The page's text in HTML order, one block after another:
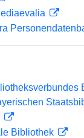
Bibliothek